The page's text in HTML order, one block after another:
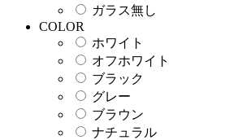
ガラス無し
COLOR
ホワイト
オフホワイト
ブラック
グレー
ブラウン
ナチュラル